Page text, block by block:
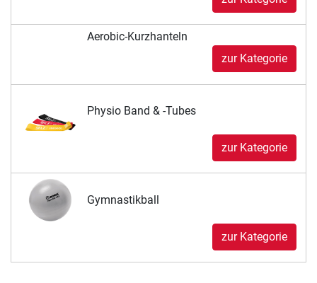
Aerobic-Kurzhanteln
zur Kategorie
Physio Band & -Tubes
zur Kategorie
Gymnastikball
zur Kategorie